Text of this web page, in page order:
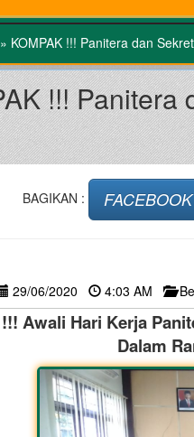
» KOMPAK !!! Panitera dan
!!!
BAGIKAN : FACEBOOK
29/06/2020 4:03 AM
Awali Hari Kerja
Dalam